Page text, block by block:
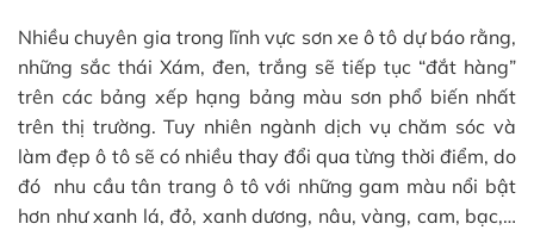
Nhiều chuyên gia trong lĩnh vực sơn xe ô tô dự báo rằng,
những sắc thái Xám, đen, trắng sẽ tiếp tục “đắt hàng”
trên các bảng xếp hạng bảng màu sơn phổ biến nhất
trên thị trường. Tuy nhiên ngành dịch vụ chăm sóc và
làm đẹp ô tô sẽ có nhiều thay đổi qua từng thời điểm, do
đó nhu cầu tân trang ô tô với những gam màu nổi bật
hơn như xanh lá, đỏ, xanh dương, nâu, vàng, cam, bạc,…